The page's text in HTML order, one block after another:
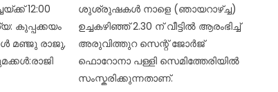
12:00
കുപ്പക്കയം
മഞ്ജു രാജു,
ശുശ്രുഷകൾ നാളെ (ഞായറാഴ്ച്ച)
ഉച്ചകഴിഞ്ഞ് 2.30 ന് വീട്ടിൽ ആരംഭിച്ച്
അരുവിത്തുറ സെന്റ് ജോർജ്
ഫൊറോനാ പള്ളി സെമിത്തേരിയിൽ
സംസ്കരിക്കുന്നതാണ്.